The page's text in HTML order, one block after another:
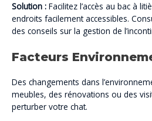
Solution : Facilitez l’accès au bac à
endroits facilement accessibles.
des conseils sur la gestion de
Facteurs
Des changements dans
meubles, des rénovations ou des
perturber votre chat.